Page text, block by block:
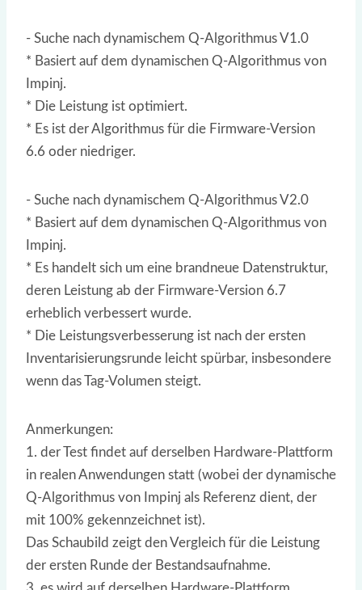
- Suche nach dynamischem Q-Algorithmus V1.0
* Basiert auf dem dynamischen Q-Algorithmus von
Impinj.
* Die Leistung ist optimiert.
* Es ist der Algorithmus für die Firmware-Version
6.6 oder niedriger.
- Suche nach dynamischem Q-Algorithmus V2.0
* Basiert auf dem dynamischen Q-Algorithmus von
Impinj.
* Es handelt sich um eine brandneue Datenstruktur,
deren Leistung ab der Firmware-Version 6.7
erheblich verbessert wurde.
* Die Leistungsverbesserung ist nach der ersten
Inventarisierungsrunde leicht spürbar, insbesondere
wenn das Tag-Volumen steigt.
Anmerkungen:
1. der Test findet auf derselben Hardware-Plattform
in realen Anwendungen statt (wobei der dynamische
Q-Algorithmus von Impinj als Referenz dient, der
mit 100% gekennzeichnet ist).
Das Schaubild zeigt den Vergleich für die Leistung
der ersten Runde der Bestandsaufnahme.